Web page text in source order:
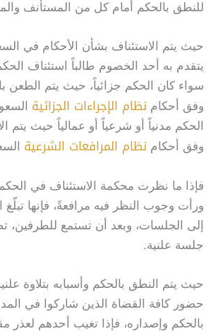
للنطق بالحكم أمام كل من المستأنف
حيث يتم الاستئناف بشأن الأحكام في
يتقدم به أحد الخصوم طالباً استئناف
سواء كان الحكم جزائياً، حيث يتم الطعن
وفق أحكام نظام الإجراءات الجزائية
الحكم مدنياً أو شرعياً أو عمالياً حيث يتم
وفق أحكام نظام المرافعات الشرعية
فإذا ما نظرت محكمة الاستئناف في
ورأت وجوب النظر فيه مرافعةً، فإنها
إلى الجلسات، وبعد أن تستمع للطرفين،
جلسة علنية.
حيث يتم النطق بالحكم وأسبابه بتلاوة
حضور كافة القضاة الذين شاركوا في
بالحكم وإصداره، فإذا تغيب أحدهم لعذر